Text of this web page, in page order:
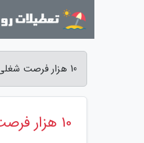
10 هزار فرصت شغلی در شهرستان خمین ایجاد می گردد - پرسینا بلاگ
10 هزار فرصت شغلی در شهرستان خمین ایجاد می گردد